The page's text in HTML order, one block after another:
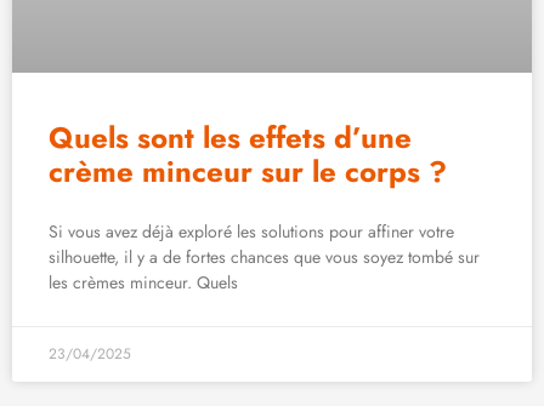
Quels sont les effets d’une
crème minceur sur le corps ?
Si vous avez déjà exploré les solutions pour affiner votre
silhouette, il y a de fortes chances que vous soyez tombé sur
les crèmes minceur. Quels
23/04/2025